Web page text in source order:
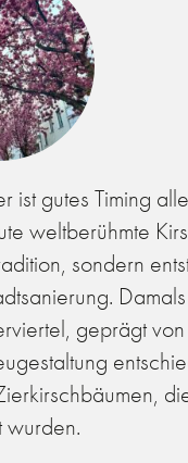
gutes Timing
weltberühmte
sondern
geprägt
wurden.